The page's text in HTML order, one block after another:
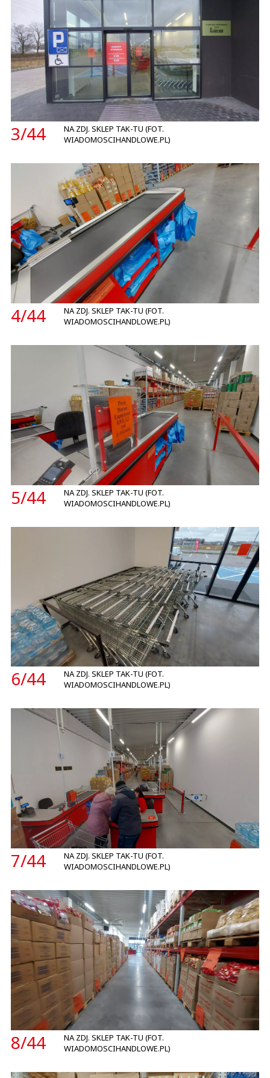
3/44
NA ZDJ. SKLEP TAK-TU (FOT.
WIADOMOSCIHANDLOWE.PL)
4/44
NA ZDJ. SKLEP TAK-TU (FOT.
WIADOMOSCIHANDLOWE.PL)
5/44
NA ZDJ. SKLEP TAK-TU (FOT.
WIADOMOSCIHANDLOWE.PL)
6/44
NA ZDJ. SKLEP TAK-TU (FOT.
WIADOMOSCIHANDLOWE.PL)
7/44
NA ZDJ. SKLEP TAK-TU (FOT.
WIADOMOSCIHANDLOWE.PL)
8/44
NA ZDJ. SKLEP TAK-TU (FOT.
WIADOMOSCIHANDLOWE.PL)